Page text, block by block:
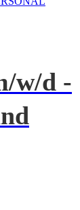
w/d -